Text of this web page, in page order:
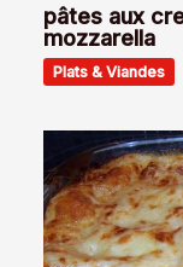
pâtes aux
mozzarella
Plats & Viandes